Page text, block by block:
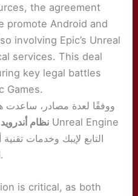
the agreement
promote Android and
involving Epic’s Unreal
services. This deal
key legal battles
Games.
ووفقًا لعدة مصادر، ساعدت
نظام
التابع لإيبك وخدمات
المعارك القانونية بين الطرفين.
is critical, as both